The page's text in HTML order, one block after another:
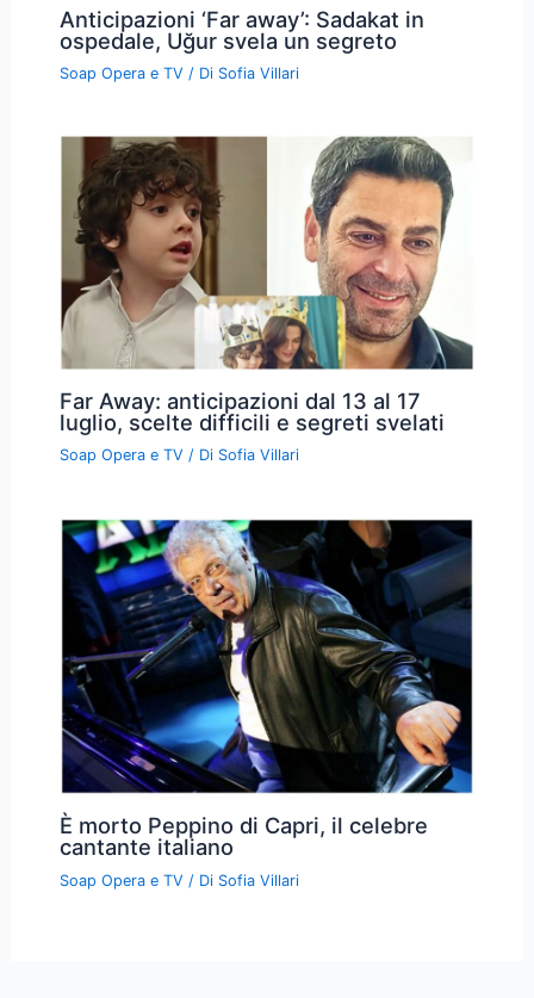
Anticipazioni ‘Far away’: Sadakat in
ospedale, Uğur svela un segreto
Soap Opera e TV / Di Sofia Villari
Far Away: anticipazioni dal 13 al 17
luglio, scelte difficili e segreti svelati
Soap Opera e TV / Di Sofia Villari
È morto Peppino di Capri, il celebre
cantante italiano
Soap Opera e TV / Di Sofia Villari